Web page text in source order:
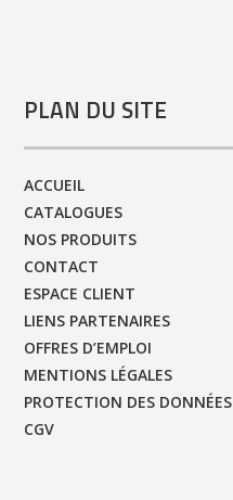
PLAN DU SITE
ACCUEIL
CATALOGUES
NOS PRODUITS
CONTACT
ESPACE CLIENT
LIENS PARTENAIRES
OFFRES D’EMPLOI
MENTIONS LÉGALES
PROTECTION DES DONNÉES
CGV